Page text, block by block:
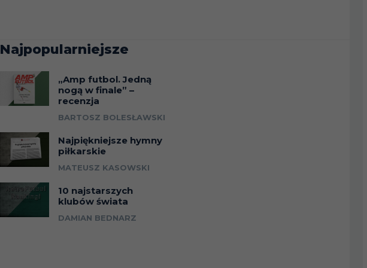
Najpopularniejsze
„Amp futbol. Jedną
nogą w finale” –
recenzja
BARTOSZ BOLESŁAWSKI
Najpiękniejsze hymny
piłkarskie
MATEUSZ KASOWSKI
10 najstarszych
klubów świata
DAMIAN BEDNARZ